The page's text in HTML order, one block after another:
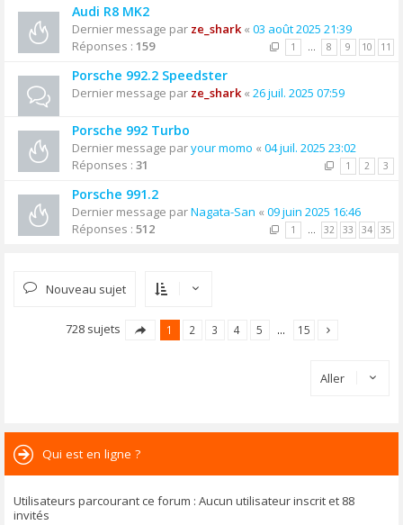
Audi R8 MK2
Dernier message par ze_shark« 03 août 2025 21:39
Réponses : 159 1 … 8 9 10 11
Porsche 992.2 Speedster
Dernier message par ze_shark« 26 juil. 2025 07:59
Porsche 992 Turbo
Dernier message paryour momo « 04 juil. 2025 23:02
Réponses : 31 1 2 3
Porsche 991.2
Dernier message parNagata-San « 09 juin 2025 16:46
Réponses : 512 1 … 32 33 34 35
Nouveau sujet
728 sujets 1 2 3 4 5 … 15
Aller
Qui est en ligne ?
Utilisateurs parcourant ce forum : Aucun utilisateur inscrit et 88
invités